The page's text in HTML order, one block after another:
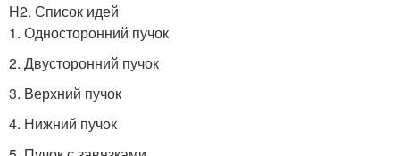
H2. Список идей
1. Односторонний пучок
2. Двусторонний пучок
3. Верхний пучок
4. Нижний пучок